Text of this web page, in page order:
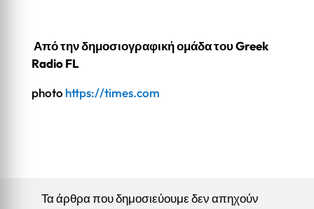
Από την δημοσιογραφική ομάδα του Greek
Radio FL
photo https://times.com
Τα άρθρα που δημοσιεύουμε δεν απηχούν